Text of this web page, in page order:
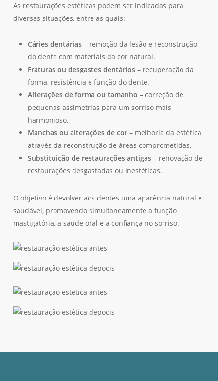
As restaurações estéticas podem ser indicadas para
diversas situações, entre as quais:
Cáries dentárias– remoção da lesão e reconstrução
do dente com materiais da cor natural.
Fraturas ou desgastes dentários– recuperação da
forma, resistência e função do dente.
Alterações de forma ou tamanho – correção de
pequenas assimetrias para um sorriso mais
harmonioso.
Manchas ou alterações de cor– melhoria da estética
através da reconstrução de áreas comprometidas.
Substituição de restaurações antigas– renovação de
restaurações desgastadas ou inestéticas.
O objetivo é devolver aos dentes uma aparência natural e
saudável, promovendo simultaneamente a função
mastigatória, a saúde oral e a confiança no sorriso.